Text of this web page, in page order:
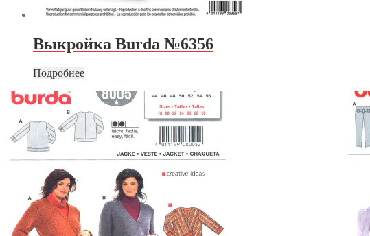
Выкройка Burda №6356
Подробнее